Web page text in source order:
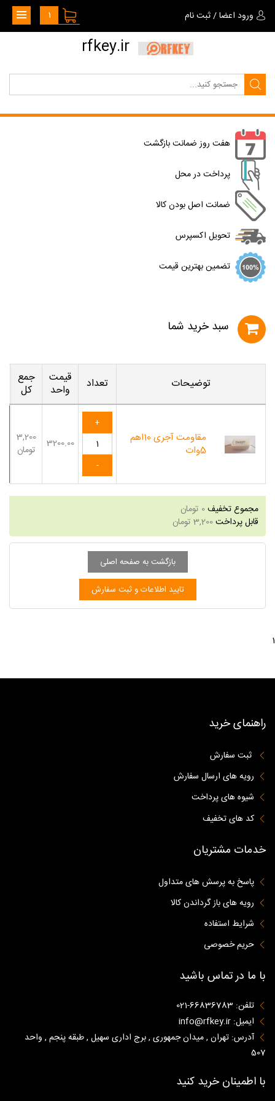
ورود اعضا/ثبت نام 1
rfkey.ir
هفت روز ضمانت بازگشت
پرداخت در محل
ضمانت اصل بودن کالا
تحویل اکسپرس
تضمین بهترین قیمت
سبد خريد شما
توضیحات تعداد قیمت
واحد
جمع
کل
مقاومت آجری 10اهم
5وات
3200.00
3,200
تومان
مجموع تخفیف0 تومان
قابل پرداخت3,200 تومان
1
راهنمای خرید
ثبت سفارش
رویه های ارسال سفارش
شیوه های پرداخت
کد های تخفیف
خدمات مشتریان
پاسخ به پرسش های متداول
رویه های باز گرداندن کالا
شرایط استفاده
حریم خصوصی
با ما در تماس باشید
تلفن: 66836783-021
ایمیل: info@rfkey.ir
آدرس: تهران , میدان جمهوری , برج اداری سهیل , طبقه پنجم , واحد
507
با اطمینان خرید کنید